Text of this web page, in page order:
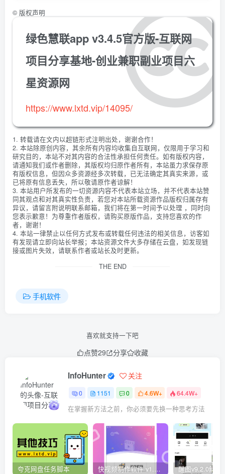
© 版权声明
绿色慧联app v3.4.5官方版-互联网
项目分享基地-创业兼职副业项目六
星资源网
https://www.lxtd.vip/14095/
1. 转载请在文内以超链形式注明出处，谢谢合作！
2. 本站除原创内容，其余所有内容均收集自互联网，仅限用于学习和
研究目的，本站不对其内容的合法性承担任何责任。如有版权内容，
请通知我们或作者删除，其版权均归原作者所有，本站虽力求保存原
有版权信息，但因众多资源经多次转载，已无法确定其真实来源，或
已将原有信息丢失，所以敬请原作者谅解！
3. 本站用户所发布的一切资源内容不代表本站立场，并不代表本站赞
同其观点和对其真实性负责，若您对本站所载资源作品版权归属存有
异议，请留言附说明联系邮箱，我们将在第一时间予以处理 ，同时向
您表示歉意！为尊重作者版权，请购买原版作品，支持您喜欢的作
者，谢谢！
4. 本站一律禁止以任何方式发布或转载任何违法的相关信息，访客如
有发现请立即向站长举报；本站资源文件大多存储在云盘，如发现链
接或图片失效，请联系作者或站长及时更新。
THE END
手机软件
喜欢就支持一下吧
点赞29 分享 收藏
InfoHunter 关注
0 1151 0 4.6W+ 64.4W+
在掌握新方法之前，你必须要先换一种思考方法
夸克网盘任务脚本 快视频制作软件 v1.1.1安卓版